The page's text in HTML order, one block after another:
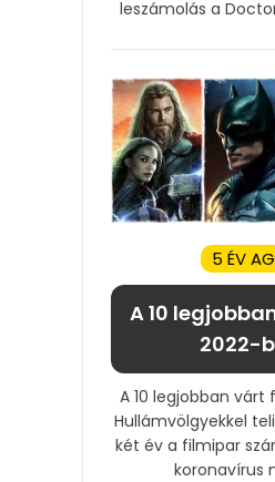
leszámolás a
5 ÉV
A 10
2022-
A 10 legjobban várt
Hullámvölgyekkel
két év a filmipar
koronavírus